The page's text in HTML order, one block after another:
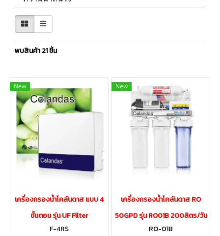
พบสินค้า 21 ชิ้น
New
เครื่องกรองน้ำโคลันดาส แบบ 4
ขั้นตอน รุ่น UF Filter
F-4RS
New
เครื่องกรองน้ำโคลันดาส RO
50GPD รุ่น RO01B 200ลิตร/วัน
RO-01B